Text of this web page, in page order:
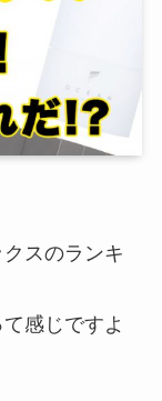
スのランキ
て感じですよ